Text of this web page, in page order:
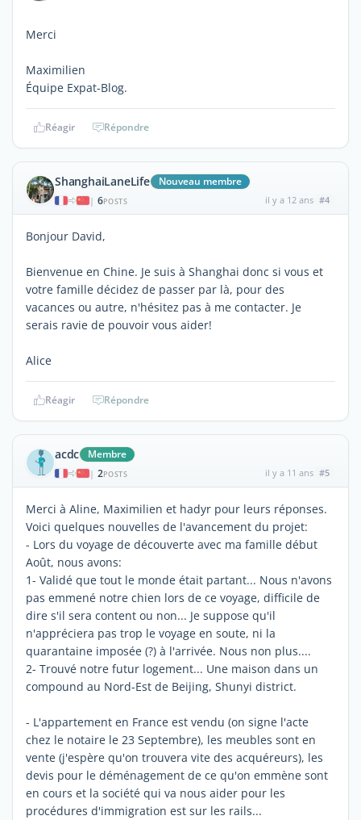
Merci
Maximilien
Équipe Expat-Blog.
Réagir Répondre
ShanghaiLaneLife Nouveau membre
| 6POSTS il y a 12 ans #4
Bonjour David,
Bienvenue en Chine. Je suis à Shanghai donc si vous et
votre famille décidez de passer par là, pour des
vacances ou autre, n'hésitez pas à me contacter. Je
serais ravie de pouvoir vous aider!
Alice
Réagir Répondre
acdc Membre
| 2POSTS il y a 11 ans #5
Merci à Aline, Maximilien et hadyr pour leurs réponses.
Voici quelques nouvelles de l'avancement du projet:
- Lors du voyage de découverte avec ma famille début
Août, nous avons:
1- Validé que tout le monde était partant... Nous n'avons
pas emmené notre chien lors de ce voyage, difficile de
dire s'il sera content ou non... Je suppose qu'il
n'appréciera pas trop le voyage en soute, ni la
quarantaine imposée (?) à l'arrivée. Nous non plus....
2- Trouvé notre futur logement... Une maison dans un
compound au Nord-Est de Beijing, Shunyi district.
- L'appartement en France est vendu (on signe l'acte
chez le notaire le 23 Septembre), les meubles sont en
vente (j'espère qu'on trouvera vite des acquéreurs), les
devis pour le déménagement de ce qu'on emmène sont
en cours et la société qui va nous aider pour les
procédures d'immigration est sur les rails...